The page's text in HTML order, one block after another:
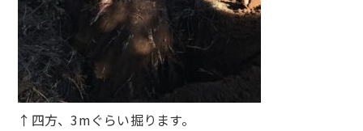
↑四方、3mぐらい掘ります。